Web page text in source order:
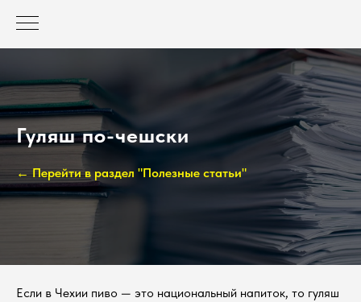
Гуляш по-чешски
← Перейти в раздел "Полезные статьи"
Если в Чехии пиво — это национальный напиток, то гуляш